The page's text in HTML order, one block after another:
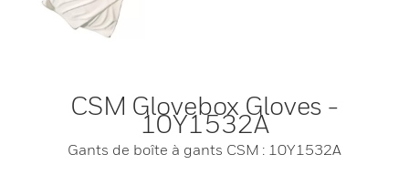
CSM Glovebox Gloves -
10Y1532A
Gants de boîte à gants CSM : 10Y1532A